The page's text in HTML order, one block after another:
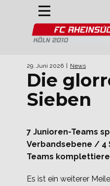
29. Juni 2026 News
Die
Sieben
7 Junioren-Teams
Verbandsebene / 4
Teams
Es ist ein weiterer